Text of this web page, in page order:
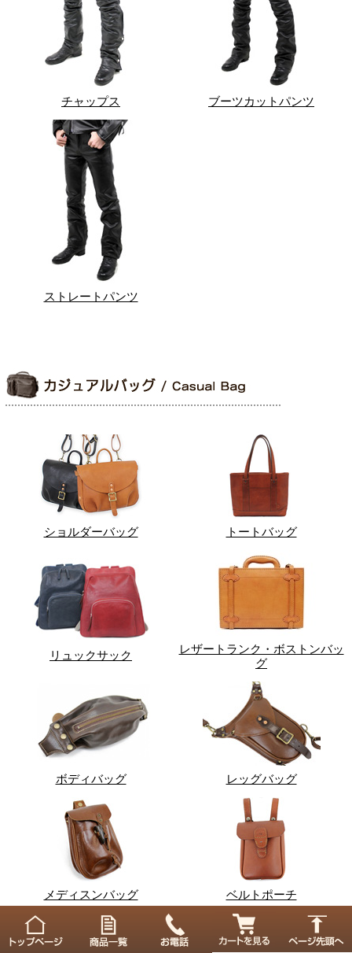
チャップス ブーツカットパンツ
ストレートパンツ
ショルダーバッグ トートバッグ
リュックサック
レザートランク・ボストンバッ
グ
ボディバッグ レッグバッグ
メディスンバッグ ベルトポーチ